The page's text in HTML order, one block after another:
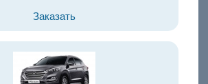
Заказать